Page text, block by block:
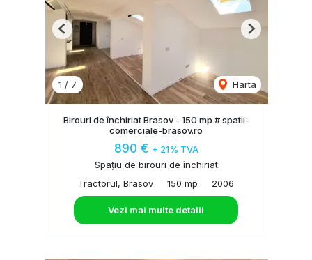
1 / 7 Harta
Previous Next
Birouri de închiriat Brasov - 150 mp # spatii-
comerciale-brasov.ro
890 € + 21% TVA
Spațiu de birouri de închiriat
Tractorul, Brasov
150 mp 2006
Vezi mai multe detalii